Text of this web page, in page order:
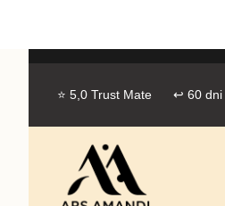
⭐ 5,0 Trust Mate      ↩ 60